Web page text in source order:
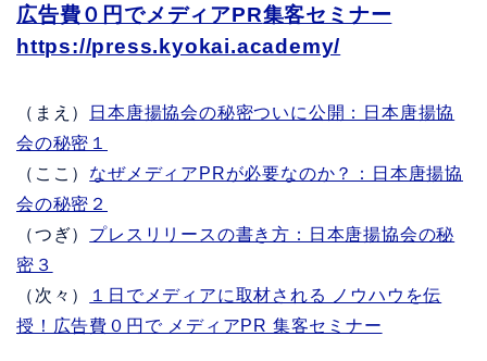
広告費０円でメディアPR集客セミナー
https://press.kyokai.academy/
（まえ）
日本唐揚協会の秘密ついに公開：日本唐揚協
会の秘密１
（ここ） なぜメディアPRが必要なのか？：日本唐揚協
会の秘密２
（つぎ） プレスリリースの書き方：日本唐揚協会の秘
密３
（次々）
１日でメディアに取材される ノウハウを伝
授！広告費０円で メディアPR 集客セミナー